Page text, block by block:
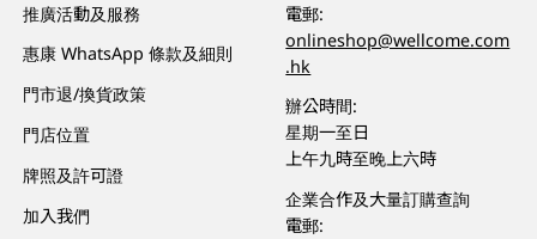
推廣活動及服務
惠康 WhatsApp 條款及細則
門市退/換貨政策
門店位置
牌照及許可證
加入我們
電郵:
onlineshop@wellcome.com
.hk
辦公時間:
星期一至日
上午九時至晚上六時
企業合作及大量訂購查詢
電郵: